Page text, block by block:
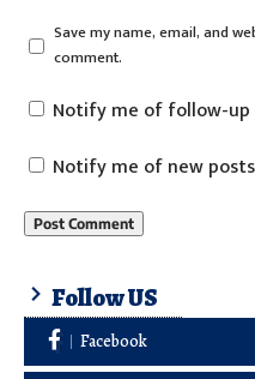
Save my name, email, and
comment.
Notify me of follow-
Notify me of new
Follow US
Facebook